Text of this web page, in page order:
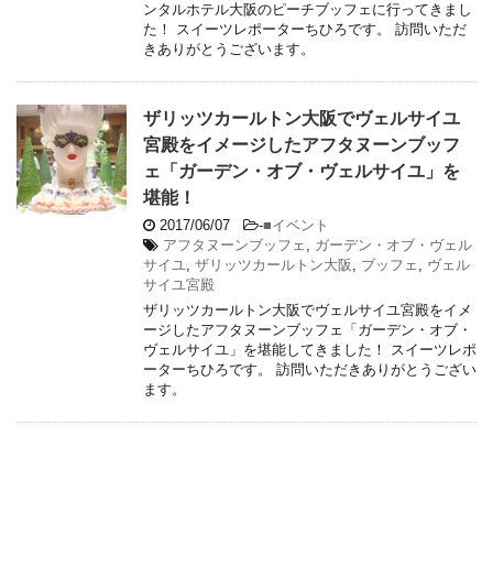
ンタルホテル大阪のピーチブッフェに行ってきまし
た！ スイーツレポーターちひろです。 訪問いただ
きありがとうございます。
ザリッツカールトン大阪でヴェルサイユ
宮殿をイメージしたアフタヌーンブッフ
ェ「ガーデン・オブ・ヴェルサイユ」を
堪能！
2017/06/07 -■イベント
アフタヌーンブッフェ , ガーデン・オブ・ヴェル
サイユ, ザリッツカールトン大阪 , ブッフェ , ヴェル
サイユ宮殿
ザリッツカールトン大阪でヴェルサイユ宮殿をイメ
ージしたアフタヌーンブッフェ「ガーデン・オブ・
ヴェルサイユ」を堪能してきました！ スイーツレポ
ーターちひろです。 訪問いただきありがとうござい
ます。